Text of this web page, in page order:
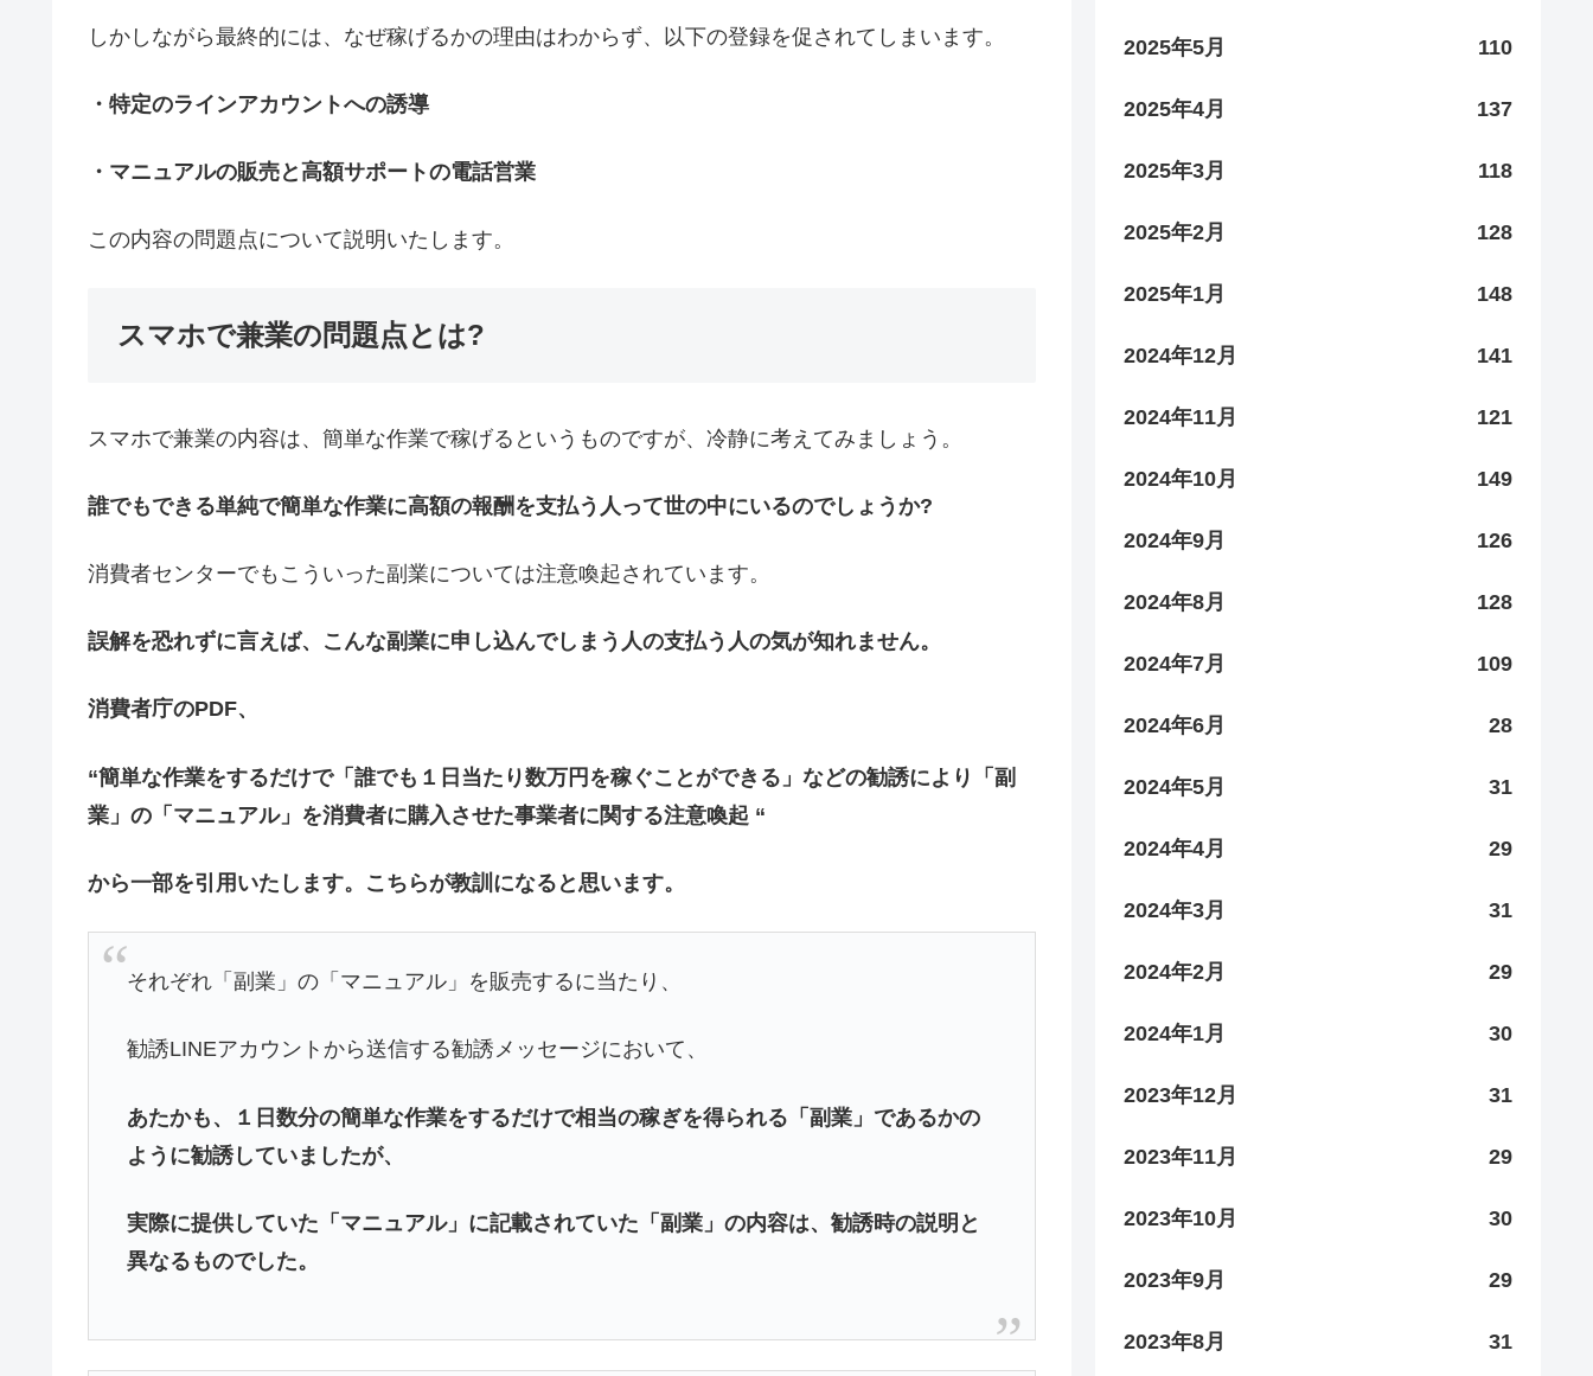
しかしながら最終的には、なぜ稼げるかの理由はわからず、以下の登録を促されてしまいます。
・特定のラインアカウントへの誘導
・マニュアルの販売と高額サポートの電話営業
この内容の問題点について説明いたします。
スマホで兼業の問題点とは?
スマホで兼業の内容は、簡単な作業で稼げるというものですが、冷静に考えてみましょう。
誰でもできる単純で簡単な作業に高額の報酬を支払う人って世の中にいるのでしょうか?
消費者センターでもこういった副業については注意喚起されています。
誤解を恐れずに言えば、こんな副業に申し込んでしまう人の支払う人の気が知れません。
消費者庁のPDF、
“簡単な作業をするだけで「誰でも１日当たり数万円を稼ぐことができる」などの勧誘により「副
業」の「マニュアル」を消費者に購入させた事業者に関する注意喚起 “
から一部を引用いたします。こちらが教訓になると思います。
それぞれ「副業」の「マニュアル」を販売するに当たり、
勧誘LINEアカウントから送信する勧誘メッセージにおいて、
あたかも、１日数分の簡単な作業をするだけで相当の稼ぎを得られる「副業」であるかの
ように勧誘していましたが、
実際に提供していた「マニュアル」に記載されていた「副業」の内容は、勧誘時の説明と
異なるものでした。
2025年5月 110
2025年4月 137
2025年3月 118
2025年2月 128
2025年1月 148
2024年12月 141
2024年11月 121
2024年10月 149
2024年9月 126
2024年8月 128
2024年7月 109
2024年6月 28
2024年5月 31
2024年4月 29
2024年3月 31
2024年2月 29
2024年1月 30
2023年12月 31
2023年11月 29
2023年10月 30
2023年9月 29
2023年8月 31